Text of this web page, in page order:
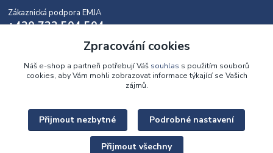
Zákaznická podpora EMJA
+420 732 504 504
(během naší aktuální otevírací doby)
info@emja.cz
Upravit sběr cookies.
Zpracování cookies
Náš e-shop a partneři potřebují Váš souhlas s použitím souborů
cookies, aby Vám mohli zobrazovat informace týkající se Vašich
zájmů.
Přijmout nezbytné Podrobné nastavení
Přijmout všechny